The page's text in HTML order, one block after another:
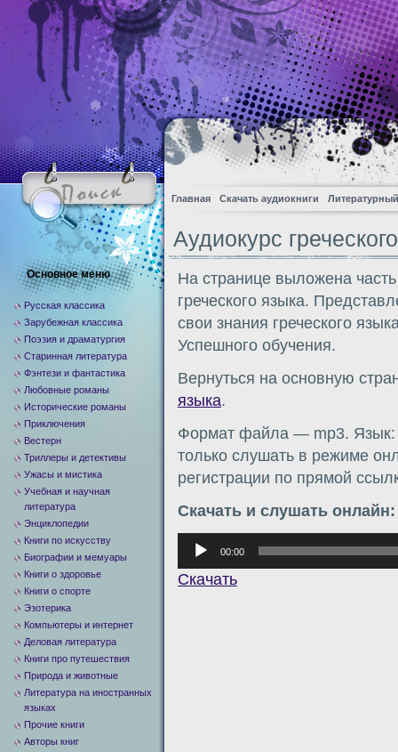
Главная Скачать аудиокниги
Аудиокурс
На странице выложена
греческого языка.
свои знания греческого
Успешного обучения.
Вернуться на основную
языка.
Формат файла — mp3. Язык:
только слушать в режиме
регистрации по прямой
Скачать и слушать онлайн:
Аудиоплеер
00:00
Скачать
Основное меню
Русская классика
Зарубежная классика
Поэзия и драматургия
Старинная литература
Фэнтези и фантастика
Любовные романы
Исторические романы
Приключения
Вестерн
Триллеры и детективы
Ужасы и мистика
Учебная и научная
литература
Энциклопедии
Книги по искусству
Биографии и мемуары
Книги о здоровье
Книги о спорте
Эзотерика
Компьютеры и интернет
Деловая литература
Книги про путешествия
Природа и животные
Литература на иностранных
языках
Прочие книги
Авторы книг